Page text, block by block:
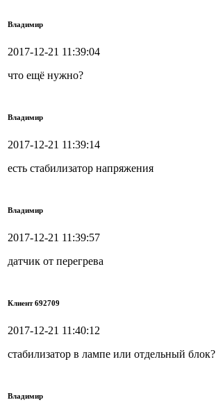
Владимир
2017-12-21 11:39:04
что ещё нужно?
Владимир
2017-12-21 11:39:14
есть стабилизатор напряжения
Владимир
2017-12-21 11:39:57
датчик от перегрева
Клиент 692709
2017-12-21 11:40:12
стабилизатор в лампе или отдельный блок?
Владимир